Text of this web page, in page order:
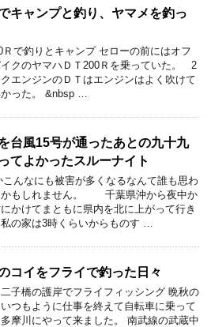
キャンプと釣り、ヤマメを釣っ
Ｒで釣りとキャンプ セローの前にはオフ
イクのヤマハＤＴ200Ｒを乗っていた。 2
エンジンのＤＴはエンジンはよく吹けて
った。 &nbsp …
台風15号が通ったあとの九十九
てよかったスルーナイト
んなにも被害が多くなるなんて誰も思わ
かもしれません。 千葉県沖から夜中か
かけてまともに県内を北に上がって行き
私の家は3時くらいからものす …
コイをフライで釣った日々
子橋の護岸でフライフィッシング 晩秋の
つもように仕事を終えて自転車に乗って
摩川にやって来ました。 南武線の武蔵中